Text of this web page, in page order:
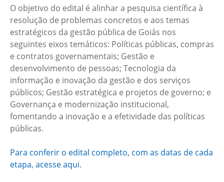
O objetivo do edital é alinhar a pesquisa científica à
resolução de problemas concretos e aos temas
estratégicos da gestão pública de Goiás nos
seguintes eixos temáticos: Políticas públicas, compras
e contratos governamentais; Gestão e
desenvolvimento de pessoas; Tecnologia da
informação e inovação da gestão e dos serviços
públicos; Gestão estratégica e projetos de governo; e
Governança e modernização institucional,
fomentando a inovação e a efetividade das políticas
públicas.
Para conferir o edital completo, com as datas de cada
etapa, acesse aqui.